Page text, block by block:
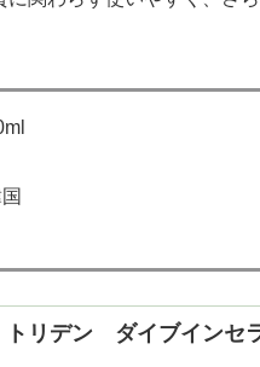
トリデン ダイブイン